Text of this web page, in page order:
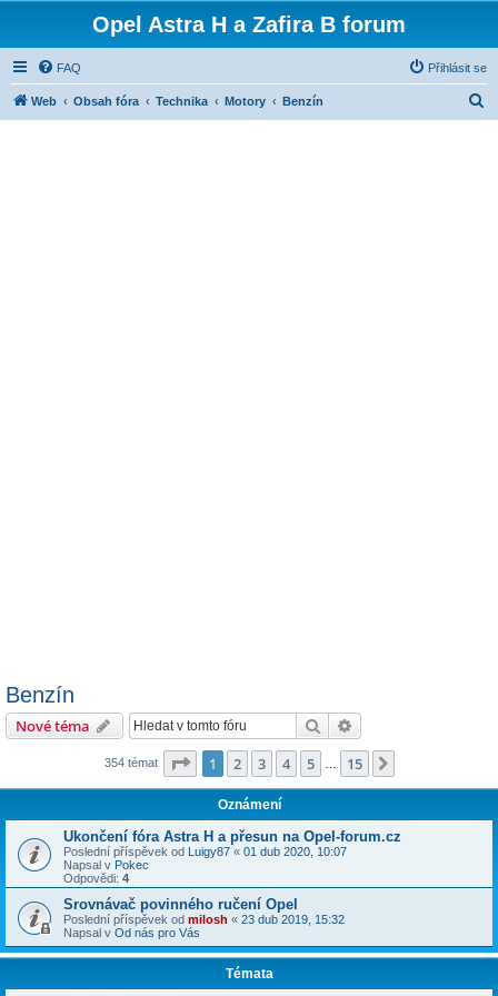
Opel Astra H a Zafira B forum
FAQ Přihlásit se
Web Obsah fóra Technika Motory Benzín
Benzín
Nové téma Hledat
354 témat Stránka z 15
1 2 3 4 5 15
Oznámení
Ukončení fóra Astra H a přesun na Opel-forum.cz
Poslední příspěvek od Luigy87 « 01 dub 2020, 10:07
Napsal v Pokec
Odpovědi: 4
Srovnávač povinného ručení Opel
Poslední příspěvek od milosh « 23 dub 2019, 15:32
Napsal v Od nás pro Vás
Témata